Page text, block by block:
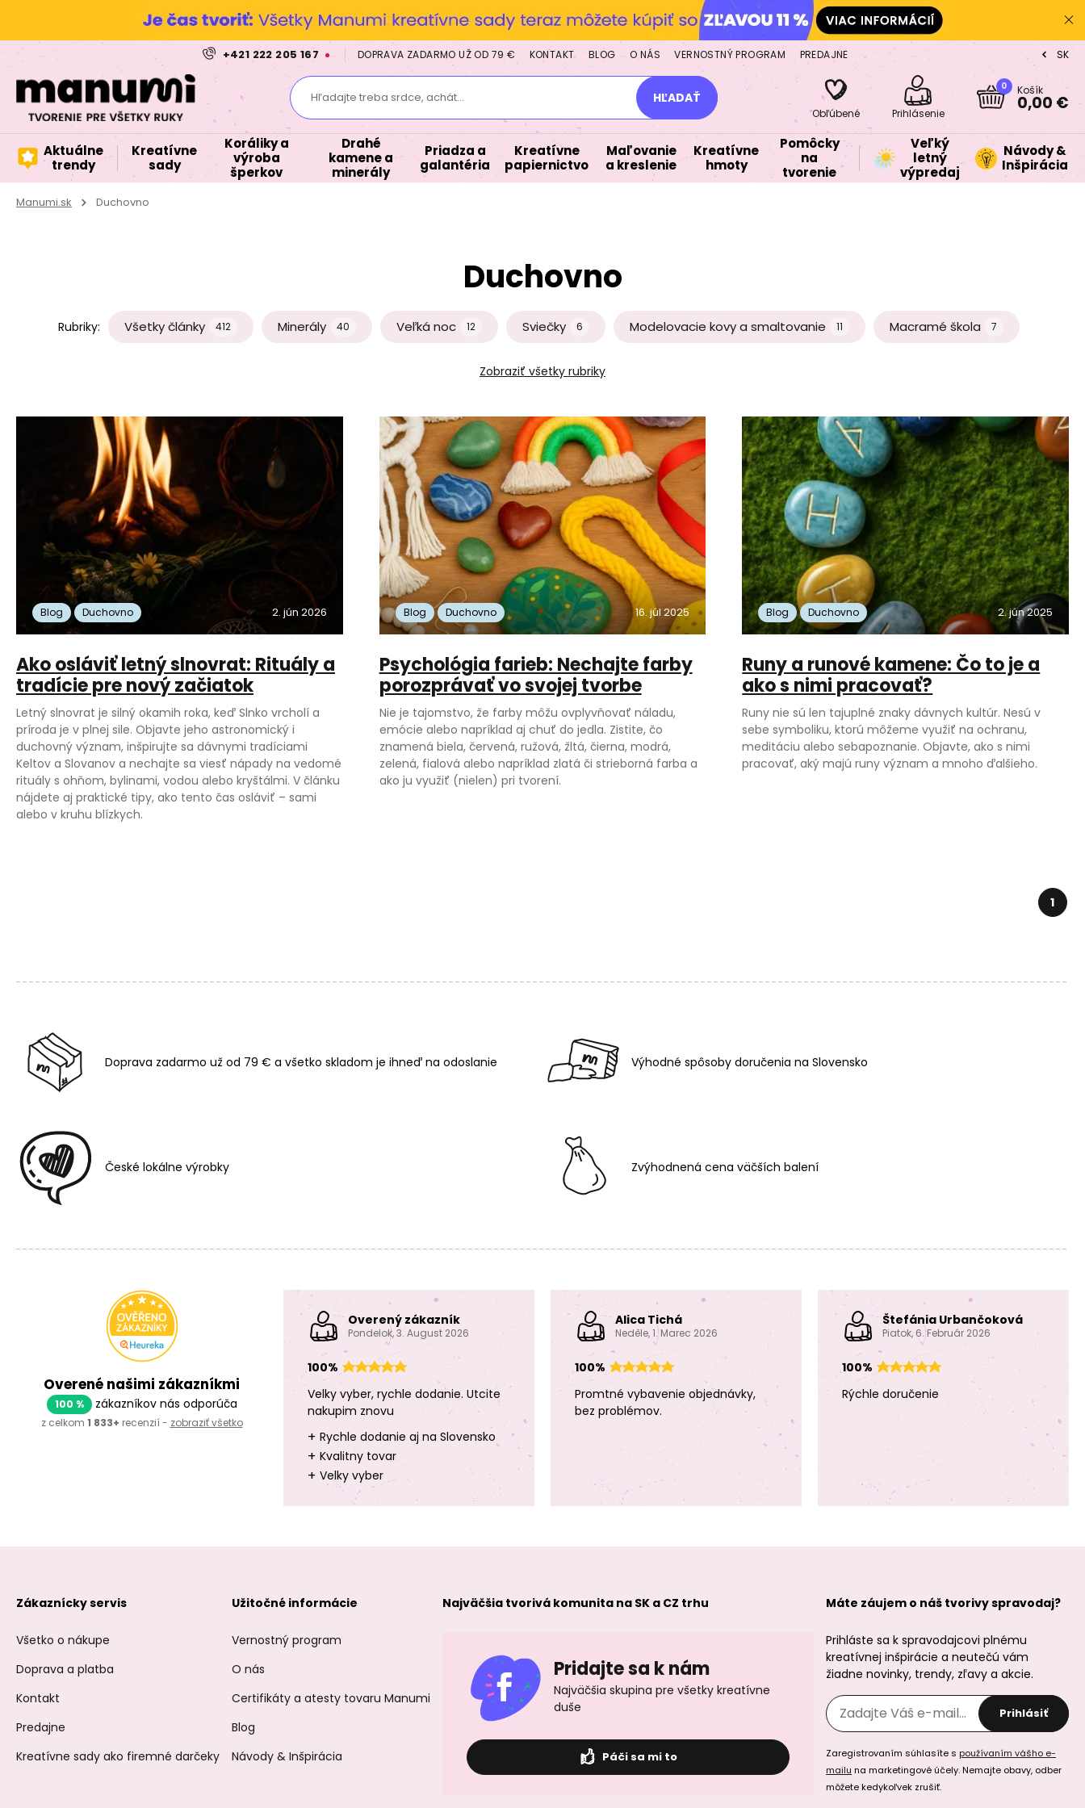
+421 222 205 167 DOPRAVA ZADARMO UŽ OD 79 € KONTAKT BLOG O NÁS VERNOSTNÝ PROGRAM PREDAJNE CZ
SK
Hľadajte treba srdce, achát... HĽADAŤ
Obľúbené Prihlásenie
0 Košík
0,00 €
Aktuálne
trendy
Kreatívne
sady
Koráliky a
výroba
šperkov
Drahé
kamene a
minerály
Priadza a
galantéria
Kreatívne
papiernictvo
Maľovanie
a kreslenie
Kreatívne
hmoty
Pomôcky
na
tvorenie
Veľký
letný
výpredaj
Návody &
Inšpirácia
Manumi.sk Duchovno
Duchovno
Rubriky: Všetky články 412 Minerály 40 Veľká noc 12 Sviečky 6 Modelovacie kovy a smaltovanie 11 Macramé škola 7
Strieborné šperky 5 Vianoce
Poradňa 45 Háčkovanie 3 Duchovno 3
Zobraziť všetky rubriky
Blog Duchovno 2. jún 2026
Ako osláviť letný slnovrat: Rituály a
tradície pre nový začiatok
Letný slnovrat je silný okamih roka, keď Slnko vrcholí a
príroda je v plnej sile. Objavte jeho astronomický i
duchovný význam, inšpirujte sa dávnymi tradíciami
Keltov a Slovanov a nechajte sa viesť nápady na vedomé
rituály s ohňom, bylinami, vodou alebo kryštálmi. V článku
nájdete aj praktické tipy, ako tento čas osláviť – sami
alebo v kruhu blízkych.
Blog Duchovno 16. júl 2025
Psychológia farieb: Nechajte farby
porozprávať vo svojej tvorbe
Nie je tajomstvo, že farby môžu ovplyvňovať náladu,
emócie alebo napríklad aj chuť do jedla. Zistite, čo
znamená biela, červená, ružová, žltá, čierna, modrá,
zelená, fialová alebo napríklad zlatá či strieborná farba a
ako ju využiť (nielen) pri tvorení.
Blog Duchovno 2. jún 2025
Runy a runové kamene: Čo to je a
ako s nimi pracovať?
Runy nie sú len tajuplné znaky dávnych kultúr. Nesú v
sebe symboliku, ktorú môžeme využiť na ochranu,
meditáciu alebo sebapoznanie. Objavte, ako s nimi
pracovať, aký majú runy význam a mnoho ďalšieho.
1
Doprava zadarmo už od 79 € a všetko skladom je ihneď na odoslanie Výhodné spôsoby doručenia na Slovensko
České lokálne výrobky Zvýhodnená cena väčších balení
Overené našimi zákazníkmi
100 % zákazníkov nás odporúča
z celkom 1 833+ recenzií - zobraziť všetko
Overený zákazník
Pondelok, 3. August 2026
100%
Velky vyber, rychle dodanie. Utcite
nakupim znovu
+ Rychle dodanie aj na Slovensko
+ Kvalitny tovar
+ Velky vyber
Alica Tichá
Neděle, 1. Marec 2026
100%
Promtné vybavenie objednávky,
bez problémov.
Štefánia Urbančoková
Piatok, 6. Február 2026
100%
Rýchle doručenie
Zákaznícky servis
Všetko o nákupe
Doprava a platba
Kontakt
Predajne
Kreatívne sady ako firemné darčeky
Užitočné informácie
Vernostný program
O nás
Certifikáty a atesty tovaru Manumi
Blog
Návody & Inšpirácia
Najväčšia tvorivá komunita na SK a CZ trhu
Pridajte sa k nám
Najväčšia skupina pre všetky kreatívne
duše
Páči sa mi to
Máte záujem o náš tvorivy spravodaj?
Prihláste sa k spravodajcovi plnému
kreatívnej inšpirácie a neutečú vám
žiadne novinky, trendy, zľavy a akcie.
Prihlásiť
Zaregistrovaním súhlasíte s používaním vášho e-
mailu na marketingové účely. Nemajte obavy, odber
môžete kedykoľvek zrušiť.